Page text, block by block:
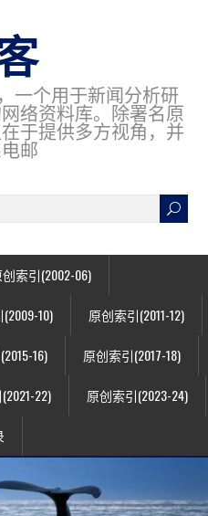
，一个用于新闻分析研
络资料库。除署名原
于提供多方视角，并
邮
索引(2002-06)
10) 原创索引(2011-12)
16) 原创索引(2017-18)
22) 原创索引(2023-24)